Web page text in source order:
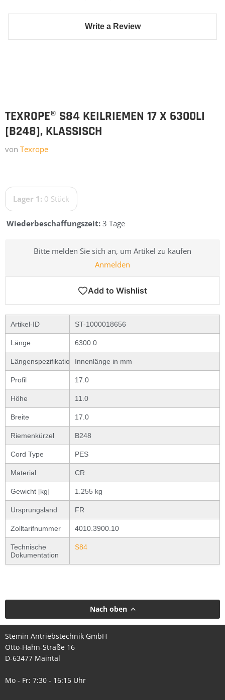
TEXROPE® S84 KEILRIEMEN 17 X 6300LI
[B248], KLASSISCH
von Texrope
Lager 1: 0 Stück
Wiederbeschaffungszeit: 3 Tage
Bitte melden Sie sich an, um Artikel zu kaufen
Anmelden
Artikel-ID ST-1000018656
Länge 6300.0
Längenspezifikation Innenlänge in mm
Profil 17.0
Höhe 11.0
Breite 17.0
Riemenkürzel B248
Cord Type PES
Material CR
Gewicht [kg] 1.255 kg
Ursprungsland FR
Zolltarifnummer 4010.3900.10
Technische
Dokumentation
S84
Nach oben
Stemin Antriebstechnik GmbH
Otto-Hahn-Straße 16
D-63477 Maintal
Mo - Fr: 7:30 - 16:15 Uhr